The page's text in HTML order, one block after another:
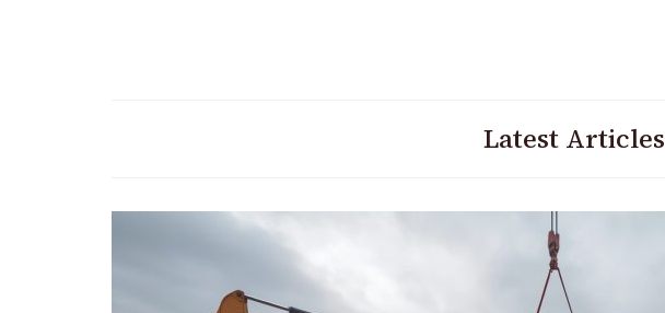
Latest Articles